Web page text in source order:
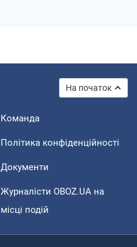
На початок
Команда
Політика конфіденційності
Документи
Журналісти OBOZ.UA на
місці подій